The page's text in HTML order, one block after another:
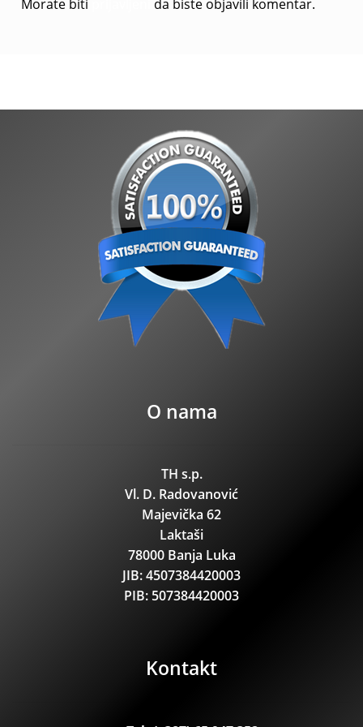
Morate biti da biste objavili komentar.
O nama
TH s.p.
Vl. D. Radovanović
Majevička 62
Laktaši
78000 Banja Luka
JIB: 4507384420003
PIB: 507384420003
Kontakt